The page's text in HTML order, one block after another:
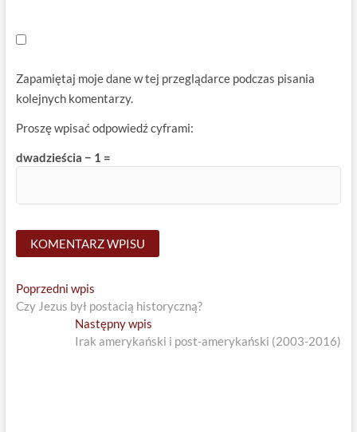
Zapamiętaj moje dane w tej przeglądarce podczas pisania
kolejnych komentarzy.
Proszę wpisać odpowiedź cyframi:
dwadzieścia − 1 =
Nawigacja
wpisu
Poprzedni wpisPrevious
post:
Czy Jezus był postacią historyczną?
Następny wpis
post:
Irak amerykański i post-amerykański (2003-2016)